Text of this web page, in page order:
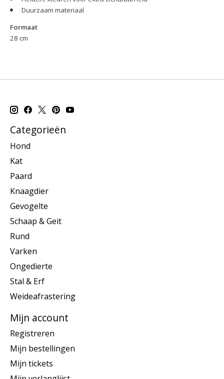
Duurzaam materiaal
Formaat
28 cm
Categorieën
Hond
Kat
Paard
Knaagdier
Gevogelte
Schaap & Geit
Rund
Varken
Ongedierte
Stal & Erf
Weideafrastering
Mijn account
Registreren
Mijn bestellingen
Mijn tickets